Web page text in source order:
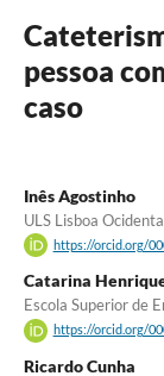
pessoa
caso
Inês Agostinho
ULS Lisboa
https://orcid.org/
Catarina
Escola Superior de
https://orcid.org/
Ricardo Cunha